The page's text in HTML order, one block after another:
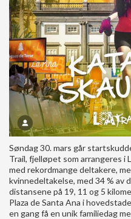
Søndag 30. mars går
Trail, fjelløpet som arrangeres i
med rekordmange deltakere,
kvinnedeltakelse, med 34 % av
distansene på 19, 11 og 5
Plaza de Santa Ana i
en gang få en unik familiedag